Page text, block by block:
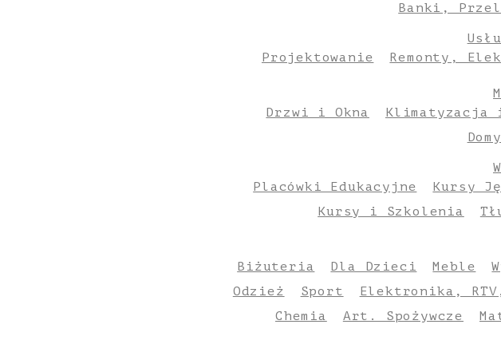
Banki,
Projektowanie
Remonty,
Drzwi i Okna
Klimatyzacja
Placówki Edukacyjne
Kursy
Kursy i Szkolenia
Biżuteria
Dla Dzieci Meble
Odzież
Sport Elektronika, RTV,
Chemia
Art. Spożywcze